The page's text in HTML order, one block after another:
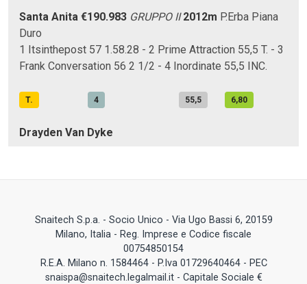
Santa Anita €190.983 GRUPPO II 2012m P.Erba Piana
Duro
1 Itsinthepost 57 1.58.28 - 2 Prime Attraction 55,5 T. - 3
Frank Conversation 56 2 1/2 - 4 Inordinate 55,5 INC.
T. 4 55,5 6,80
Drayden Van Dyke
Snaitech S.p.a. - Socio Unico - Via Ugo Bassi 6, 20159
Milano, Italia - Reg. Imprese e Codice fiscale
00754850154
R.E.A. Milano n. 1584464 - P.Iva 01729640464 - PEC
snaispa@snaitech.legalmail.it - Capitale Sociale €